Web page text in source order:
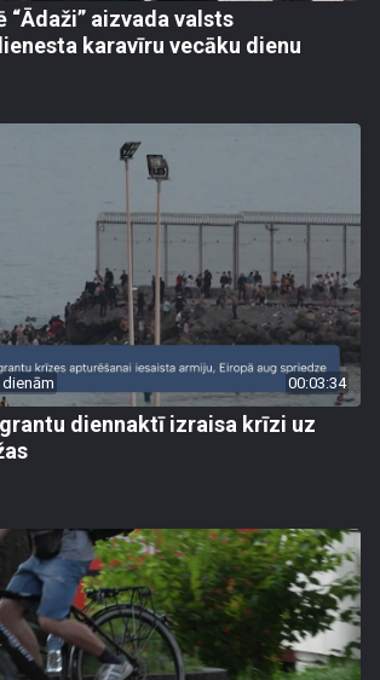
“Ādaži” aizvada valsts
karavīru vecāku dienu
00:03:34
diennaktī izraisa krīzi uz